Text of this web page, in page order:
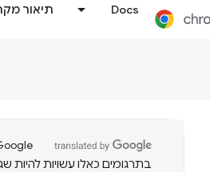
Docs תיאור
בתרגומים כאלו עשויות להיות